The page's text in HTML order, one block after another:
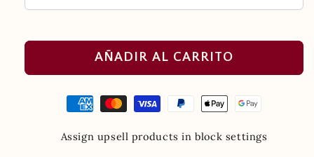
AÑADIR AL CARRITO
Assign upsell products in block settings